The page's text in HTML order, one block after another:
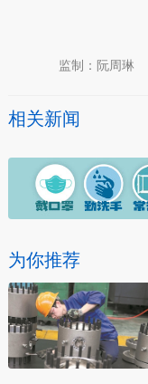
监制：阮周琳
相关新闻
为你推荐